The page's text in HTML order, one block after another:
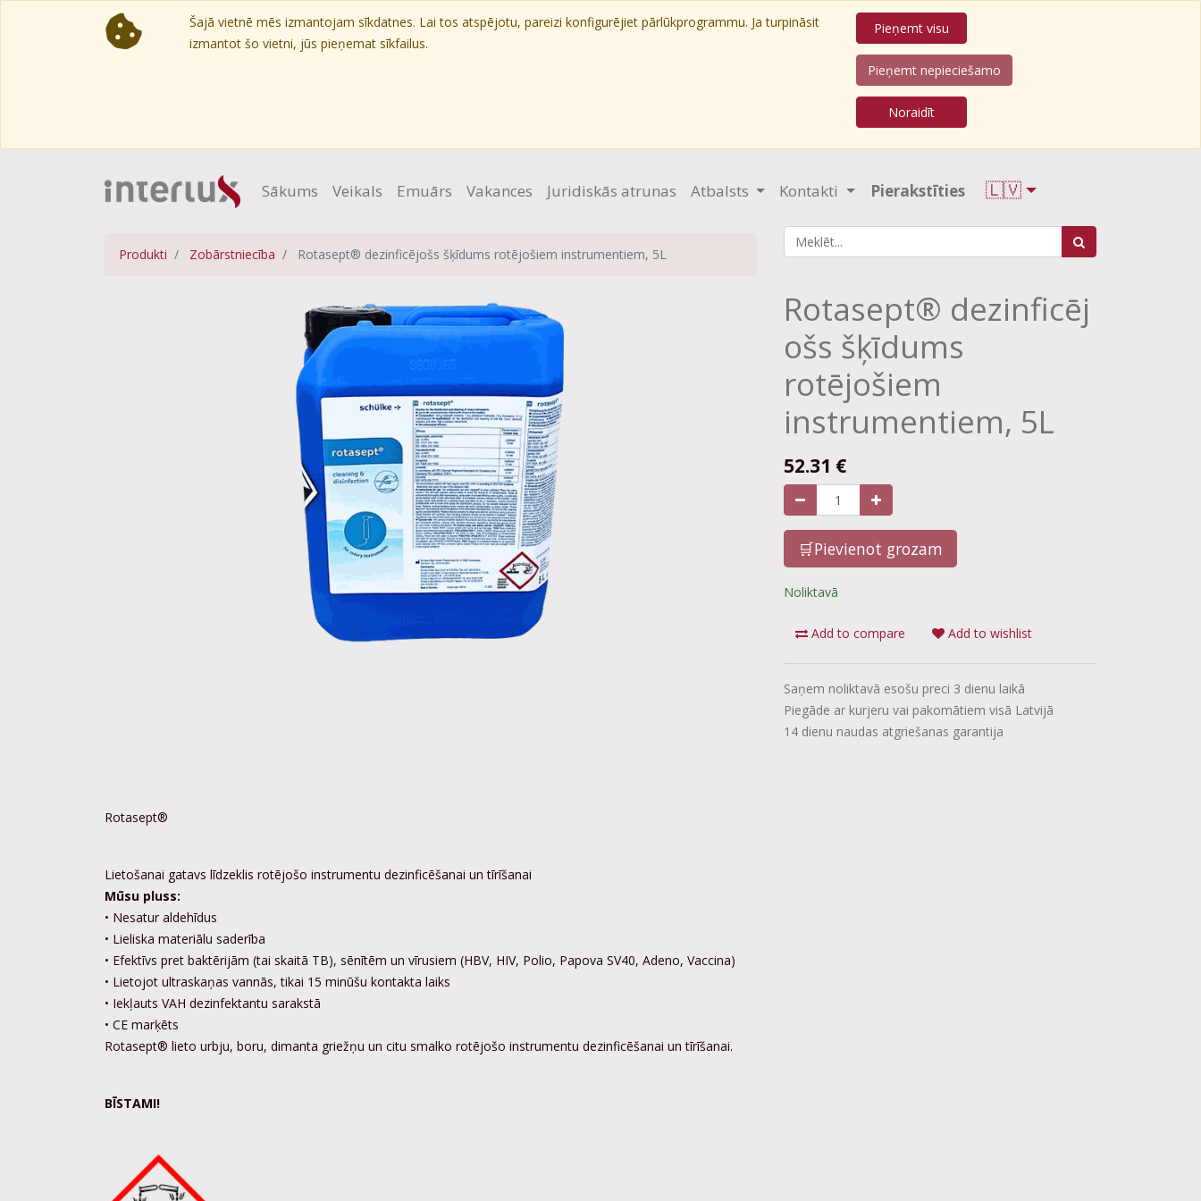
Šajā vietnē mēs izmantojam sīkdatnes. Lai tos atspējotu, pareizi konfigurējiet pārlūkprogrammu. Ja turpināsit
izmantot šo vietni, jūs pieņemat sīkfailus.
Pieņemt visu
Pieņemt nepieciešamo
Noraidīt
Sākums Veikals Emuārs Vakances Juridiskās atrunas Atbalsts Kontakti Pierakstīties 🇱🇻
Produkti Zobārstniecība Rotasept® dezinficējošs šķīdums rotējošiem instrumentiem, 5L
Rotasept® dezinficēj
ošs šķīdums
rotējošiem
instrumentiem, 5L
52.31 €
🛒Pievienot grozam
Noliktavā
Add to compare Add to wishlist
Saņem noliktavā esošu preci 3 dienu laikā
Piegāde ar kurjeru vai pakomātiem visā Latvijā
14 dienu naudas atgriešanas garantija
Rotasept®
Lietošanai gatavs līdzeklis rotējošo instrumentu dezinficēšanai un tīrīšanai
Mūsu pluss:
• Nesatur aldehīdus
• Lieliska materiālu saderība
• Efektīvs pret baktērijām (tai skaitā TB), sēnītēm un vīrusiem (HBV, HIV, Polio, Papova SV40, Adeno, Vaccina)
• Lietojot ultraskaņas vannās, tikai 15 minūšu kontakta laiks
• Iekļauts VAH dezinfektantu sarakstā
• CE marķēts
Rotasept® lieto urbju, boru, dimanta griežņu un citu smalko rotējošo instrumentu dezinficēšanai un tīrīšanai.
BĪSTAMI!